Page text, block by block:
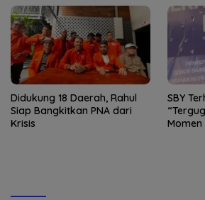
Didukung 18 Daerah, Rahul
Siap Bangkitkan PNA dari
Krisis
SBY